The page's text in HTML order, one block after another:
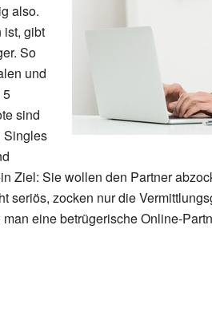
also.
ist, gibt
So
und
5
sind
Singles
Ziel: Sie wollen den Partner
seriös, zocken nur die
eine betrügerische Online-